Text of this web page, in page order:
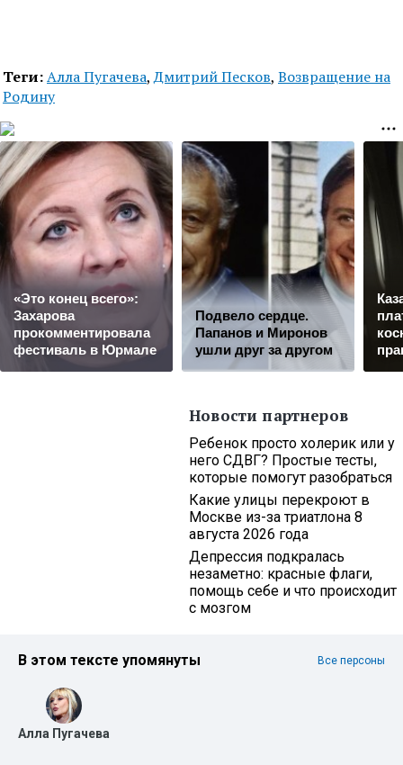
Теги:Алла Пугачева,Дмитрий Песков, Возвращение на
Родину
«Это конец всего»:
Захарова
прокомментировала
фестиваль в Юрмале
Подвело сердце.
Папанов и Миронов
ушли друг за другом
Новости партнеров
Ребенок просто холерик или у
него СДВГ? Простые тесты,
которые помогут разобраться
Какие улицы перекроют в
Москве из-за триатлона 8
августа 2026 года
Депрессия подкралась
незаметно: красные флаги,
помощь себе и что происходит
с мозгом
В этом тексте упомянуты Все персоны
Алла Пугачева